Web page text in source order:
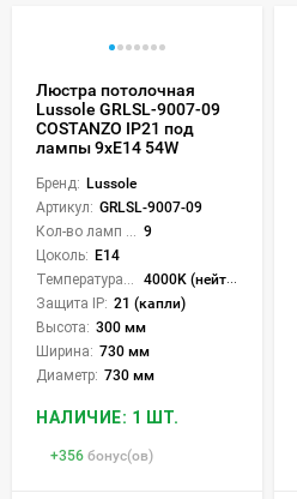
Люстра потолочная
Lussole GRLSL-9007-09
COSTANZO IP21 под
лампы 9xE14 54W
Бренд: Lussole
Артикул: GRLSL-9007-09
9
Цоколь: E14
4000K (нейтральный)
Защита IP: 21 (капли)
Высота: 300 мм
Ширина: 730 мм
Диаметр: 730 мм
НАЛИЧИЕ: 1 ШТ.
+356 бонус(ов)